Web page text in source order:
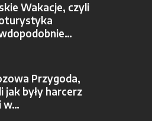
Wakacje, czyli
Przygoda,
jak były harcerz
w…